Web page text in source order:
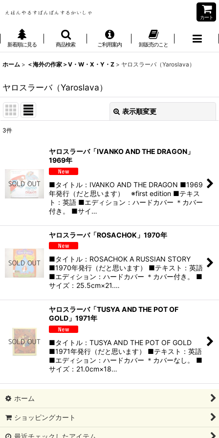
カート
新着順に見る 商品検索 ご利用案内 卸販売のこと
ホーム > ＜海外の作家＞V・W・X・Y・Z > ヤロスラーバ（Yaroslava）
ヤロスラーバ（Yaroslava）
表示順変更
絞り込む
3件
ヤロスラーバ「IVANKO AND THE DRAGON」
1969年
■タイトル：IVANKO AND THE DRAGON ■1969
年発行（だと思います） ※first edition ■テキス
ト：英語 ■エディション：ハードカバー ＊カバー
付き。 ■サイ…
ヤロスラーバ「ROSACHOK」1970年
■タイトル：ROSACHOK A RUSSIAN STORY
■1970年発行（だと思います） ■テキスト：英語
■エディション：ハードカバー ＊カバー付き。 ■
サイズ：25.5cm×21.…
ヤロスラーバ「TUSYA AND THE POT OF
GOLD」1971年
■タイトル：TUSYA AND THE POT OF GOLD
■1971年発行（だと思います） ■テキスト：英語
■エディション：ハードカバー ＊カバーなし。 ■
サイズ：21.0cm×18…
ホーム
ショッピングカート
最近チェックしたアイテム